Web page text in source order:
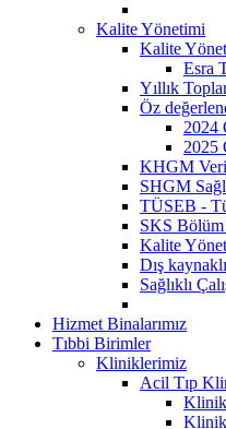
Kalite Yönetimi
Kalite
Esra
Yıllık
Öz
2024
2025
KHGM
SHGM
TÜSEB -
SKS
Kalite
Dış
Sağlıklı
Hizmet Binalarımız
Tıbbi Birimler
Kliniklerimiz
Acil Tıp
Klinik